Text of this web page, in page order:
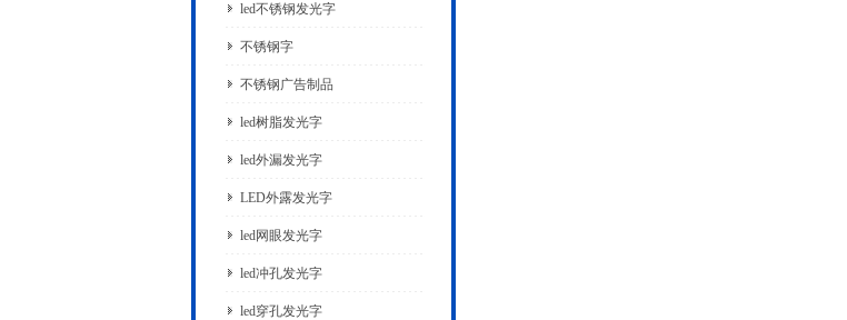
led不锈钢发光字
不锈钢字
不锈钢广告制品
led树脂发光字
led外漏发光字
LED外露发光字
led网眼发光字
led冲孔发光字
led穿孔发光字